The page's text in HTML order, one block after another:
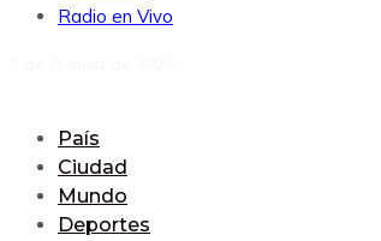
Radio en Vivo
País
Ciudad
Mundo
Deportes